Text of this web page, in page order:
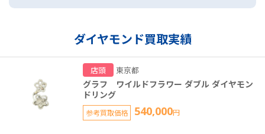
ダイヤモンド買取実績
店頭 東京都
グラフ ワイルドフラワー ダブル ダイヤモン
ドリング
参考買取価格 540,000円